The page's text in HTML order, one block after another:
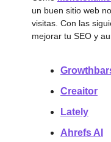
un buen sitio web
visitas. Con las
mejorar tu SEO y
Creaitor
Lately
Ahrefs AI